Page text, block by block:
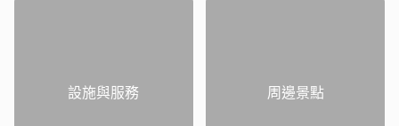
設施與服務 周邊景點